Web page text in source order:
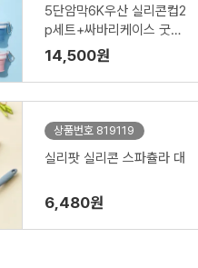
5단암막6K우산 실리콘컵2
p세트+싸바리케이스 굿즈
세트
14,500원
상품번호 819119
실리팟 실리콘 스파츌라 대
6,480원